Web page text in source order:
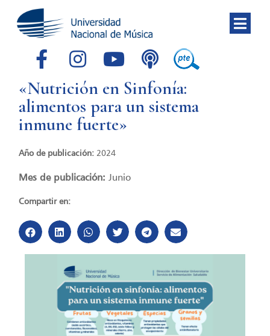
«Nutrición en Sinfonía:
alimentos para un sistema
inmune fuerte»
Año de publicación: 2024
Mes de publicación:Junio
Compartir en: